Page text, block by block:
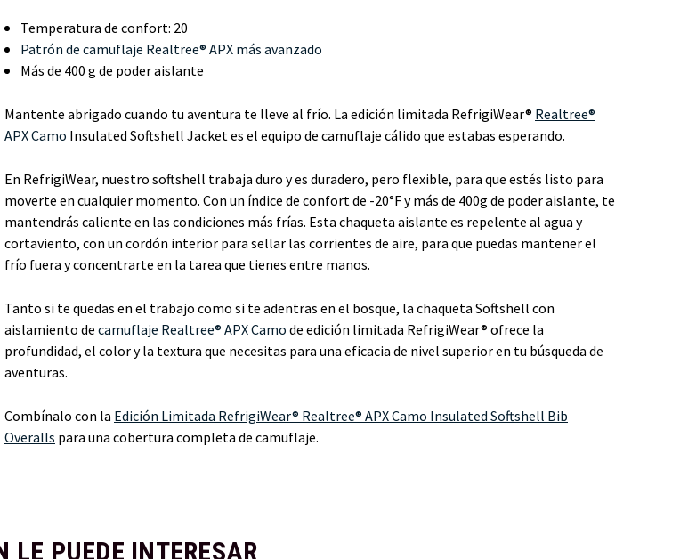
Temperatura de confort: 20
Patrón de camuflaje Realtree® APX más avanzado
Más de 400 g de poder aislante
Mantente abrigado cuando tu aventura te lleve al frío. La edición limitada RefrigiWear® Realtree®
APX Camo Insulated Softshell Jacket es el equipo de camuflaje cálido que estabas esperando.
En RefrigiWear, nuestro softshell trabaja duro y es duradero, pero flexible, para que estés listo para
moverte en cualquier momento. Con un índice de confort de -20°F y más de 400g de poder aislante, te
mantendrás caliente en las condiciones más frías. Esta chaqueta aislante es repelente al agua y
cortaviento, con un cordón interior para sellar las corrientes de aire, para que puedas mantener el
frío fuera y concentrarte en la tarea que tienes entre manos.
Tanto si te quedas en el trabajo como si te adentras en el bosque, la chaqueta Softshell con
aislamiento de camuflaje Realtree® APX Camo de edición limitada RefrigiWear® ofrece la
profundidad, el color y la textura que necesitas para una eficacia de nivel superior en tu búsqueda de
aventuras.
Combínalo con la Edición Limitada RefrigiWear® Realtree® APX Camo Insulated Softshell Bib
Overalls para una cobertura completa de camuflaje.
LE PUEDE INTERESAR